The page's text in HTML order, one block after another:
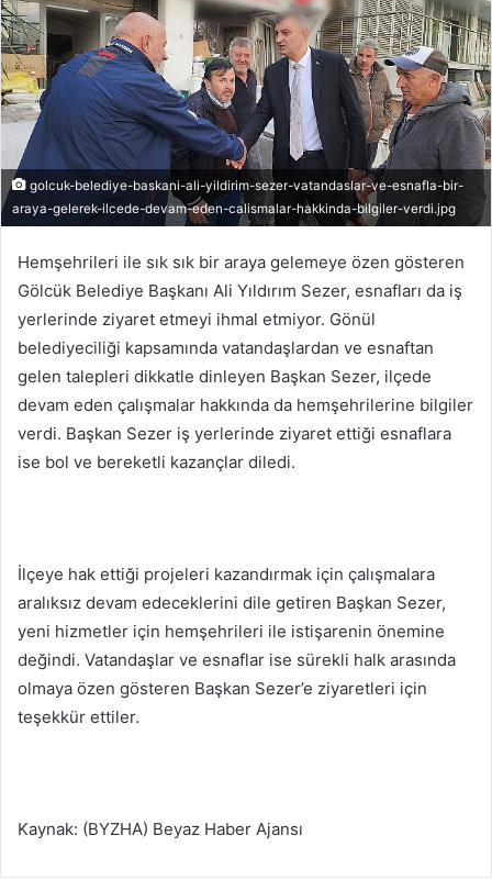
golcuk-belediye-baskani-ali-yildirim-sezer-vatandaslar-ve-esnafla-bir-
araya-gelerek-ilcede-devam-eden-calismalar-hakkinda-bilgiler-verdi.jpg
Hemşehrileri ile sık sık bir araya gelemeye özen gösteren
Gölcük Belediye Başkanı Ali Yıldırım Sezer, esnafları da iş
yerlerinde ziyaret etmeyi ihmal etmiyor. Gönül
belediyeciliği kapsamında vatandaşlardan ve esnaftan
gelen talepleri dikkatle dinleyen Başkan Sezer, ilçede
devam eden çalışmalar hakkında da hemşehrilerine bilgiler
verdi. Başkan Sezer iş yerlerinde ziyaret ettiği esnaflara
ise bol ve bereketli kazançlar diledi.
İlçeye hak ettiği projeleri kazandırmak için çalışmalara
aralıksız devam edeceklerini dile getiren Başkan Sezer,
yeni hizmetler için hemşehrileri ile istişarenin önemine
değindi. Vatandaşlar ve esnaflar ise sürekli halk arasında
olmaya özen gösteren Başkan Sezer’e ziyaretleri için
teşekkür ettiler.
Kaynak: (BYZHA) Beyaz Haber Ajansı